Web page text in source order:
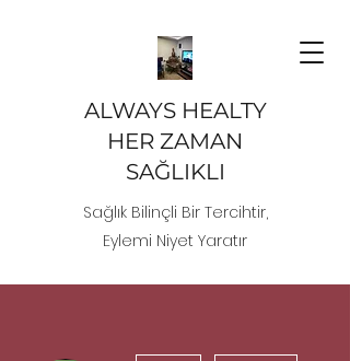
ALWAYS HEALTY
HER ZAMAN
SAĞLIKLI
Sağlık Bilinçli Bir Tercihtir,
Eylemi Niyet Yaratır